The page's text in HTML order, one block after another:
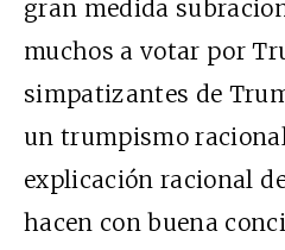
gran medida
muchos a votar por
simpatizantes de
un trumpismo
explicación racional
hacen con buena